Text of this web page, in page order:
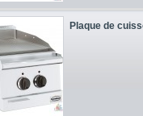
Plaque de